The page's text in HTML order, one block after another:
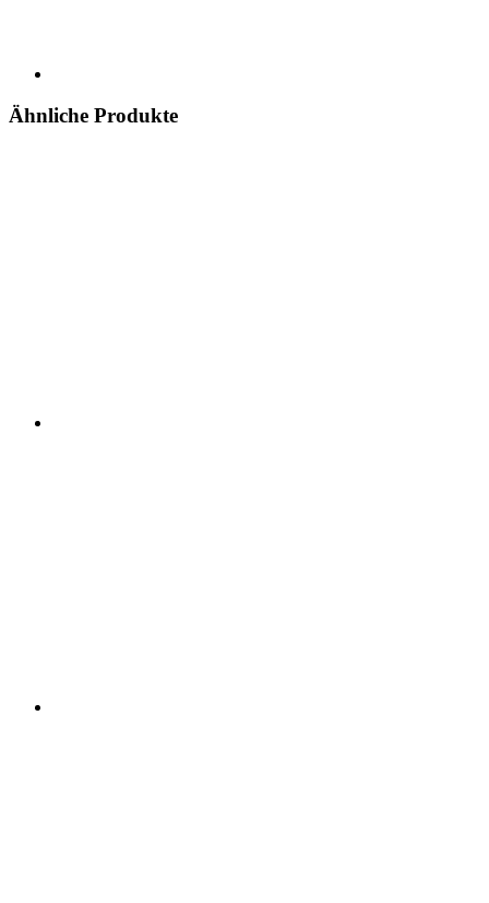
Ähnliche Produkte